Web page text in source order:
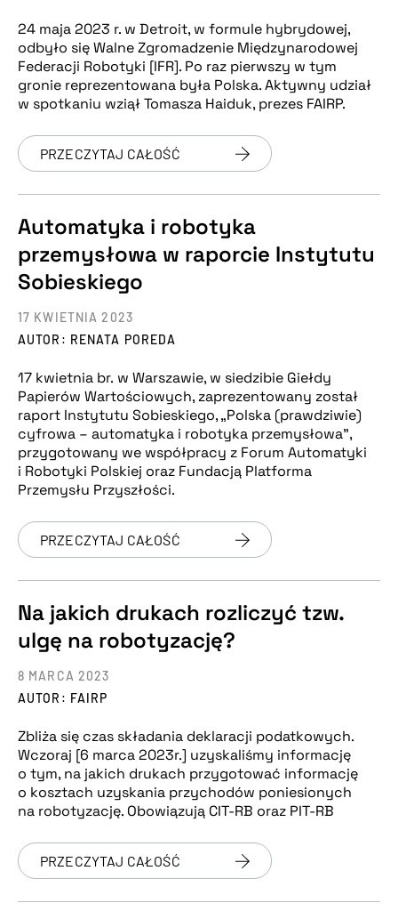
24 maja 2023 r. w Detroit, w formule hybrydowej,
odbyło się Walne Zgromadzenie Międzynarodowej
Federacji Robotyki [IFR]. Po raz pierwszy w tym
gronie reprezentowana była Polska. Aktywny udział
w spotkaniu wziął Tomasza Haiduk, prezes FAIRP.
PRZECZYTAJ CAŁOŚĆ
Automatyka i robotyka
przemysłowa w raporcie Instytutu
Sobieskiego
AUTOR: RENATA POREDA
17 KWIETNIA 2023
17 kwietnia br. w Warszawie, w siedzibie Giełdy
Papierów Wartościowych, zaprezentowany został
raport Instytutu Sobieskiego, „Polska (prawdziwie)
cyfrowa – automatyka i robotyka przemysłowa”,
przygotowany we współpracy z Forum Automatyki
i Robotyki Polskiej oraz Fundacją Platforma
Przemysłu Przyszłości.
PRZECZYTAJ CAŁOŚĆ
Na jakich drukach rozliczyć tzw.
ulgę na robotyzację?
AUTOR: FAIRP
8 MARCA 2023
Zbliża się czas składania deklaracji podatkowych.
Wczoraj [6 marca 2023r.] uzyskaliśmy informację
o tym, na jakich drukach przygotować informację
o kosztach uzyskania przychodów poniesionych
na robotyzację. Obowiązują CIT-RB oraz PIT-RB
PRZECZYTAJ CAŁOŚĆ